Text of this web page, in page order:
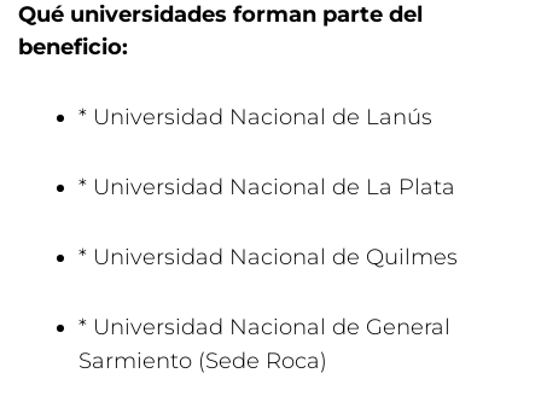
Qué universidades forman parte del
beneficio:
* Universidad Nacional de Lanús
* Universidad Nacional de La Plata
* Universidad Nacional de Quilmes
* Universidad Nacional de General
Sarmiento (Sede Roca)